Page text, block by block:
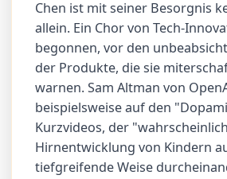
Chen ist mit seiner Besorgnis
allein. Ein Chor von Tech-
begonnen, vor den
der Produkte, die sie
warnen. Sam Altman von
beispielsweise auf den
Kurzvideos, der
Hirnentwicklung von Kindern
tiefgreifende Weise